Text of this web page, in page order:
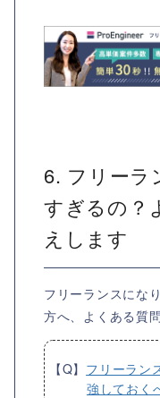
6. フリーラ
すぎるの？
えします
フリーランスにな
方へ、よくある質
【Q】 フリーラン
強しておく